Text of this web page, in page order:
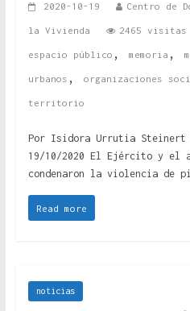
2020-10-19 Centro de
la Vivienda 2465 visitas
espacio público , memoria ,
urbanos , organizaciones
territorio
Por Isidora Urrutia Steinert
19/10/2020 El Ejército y el
condenaron la violencia de
Read more
noticias